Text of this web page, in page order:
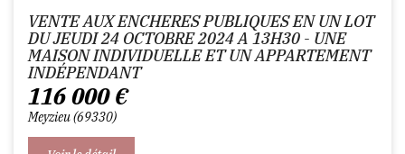
VENTE AUX ENCHERES PUBLIQUES EN UN LOT
DU JEUDI 24 OCTOBRE 2024 A 13H30 - UNE
MAISON INDIVIDUELLE ET UN APPARTEMENT
INDÉPENDANT
116 000 €
Meyzieu 69330